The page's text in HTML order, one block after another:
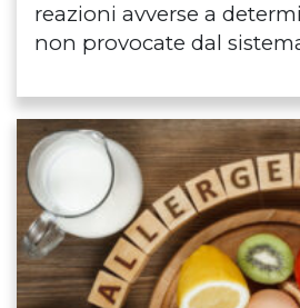
reazioni avverse a
non provocate dal